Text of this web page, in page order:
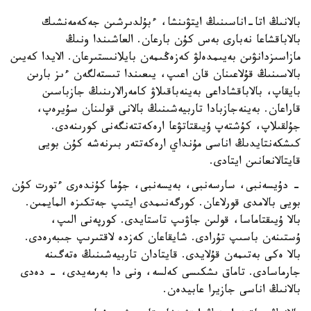
بالانىڭ اتا-اناسىنىڭ ايتۋىنشا، ءبۇلدىرشىن جەكەمەنشىك
بالاباقشاعا نەبارى بەس كۇن بارعان. العاشىندا ونىڭ
مازاسىزدانۋىن بەيىمدەلۋ كەزەڭىمەن بايلانىستىرعان. الايدا كەيىن
بالاسىنىڭ قۇلاعىنان قان اعىپ، يىعىندا تىستەلگەن ءىز بارىن
بايقاپ، بالاباقشاداعى بەينەباقىلاۋ كامەرالارىنىڭ جازباسىن
قاراعان. بەينەجازبادا تاربيەشىنىڭ بالانى قولىنان سۇيرەپ،
جۇلقىلاپ، كۇشتەپ ۇيىقتاتۋعا ارەكەتتەنگەنى كورىنەدى.
كىشكەنتايدىڭ اناسى مۇنداي ارەكەتتەر بىرنەشە كۇن بويى
قايتالانعانىن ايتادى.
- دۇيسەنبى، سارسەنبى، بەيسەنبى، جۇما كۇندەرى ءتورت كۇن
بويى بالامدى قورلاعان. كورگەنىمدى ايتىپ جەتكىزە المايمىن.
بالا ۇيىقتاماسا، قولىن جاۋىپ تاستايدى. كورپەنى الىپ،
ۇستىنەن باسىپ تۇرادى. شايقاعان كەزدە لاقتىرىپ جىبەرەدى.
بالا ەكى بەتىمەن قۇلايدى. قايتادان تاربيەشىنىڭ ەتەگىنە
جارماسادى. تاماق ىشكىسى كەلسە، ونى دا بەرمەيدى، - دەدى
بالانىڭ اناسى جازيرا عابيدەن.